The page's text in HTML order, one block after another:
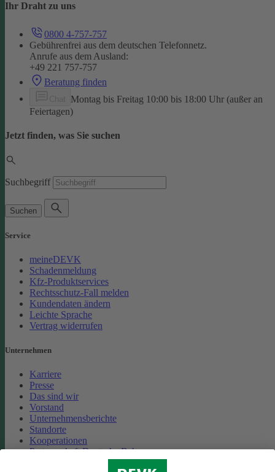
Ihr Draht zu uns
0800 4-757-757
Gebührenfrei aus dem deutschen Telefonnetz.
Anrufe aus dem Ausland:
+49 221 757-757
Beratung finden
Montag bis Freitag 10:00 bis 18:00 Uhr (außer an
Feiertagen)
Jetzt finden, was Sie suchen
Suchbegriff
Suchen
Service
meineDEVK
Schadenmeldung
Kfz-Produktservices
Rechtsschutz-Fall melden
Kundendaten ändern
Leichte Sprache
Vertrag widerrufen
Unternehmen
Karriere
Presse
Das sind wir
Vorstand
Unternehmensberichte
Standorte
Kooperationen
Partnerschaft Deutsche Bahn